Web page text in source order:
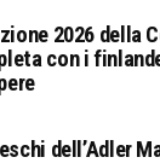
2026 della
con i
dell’Adler